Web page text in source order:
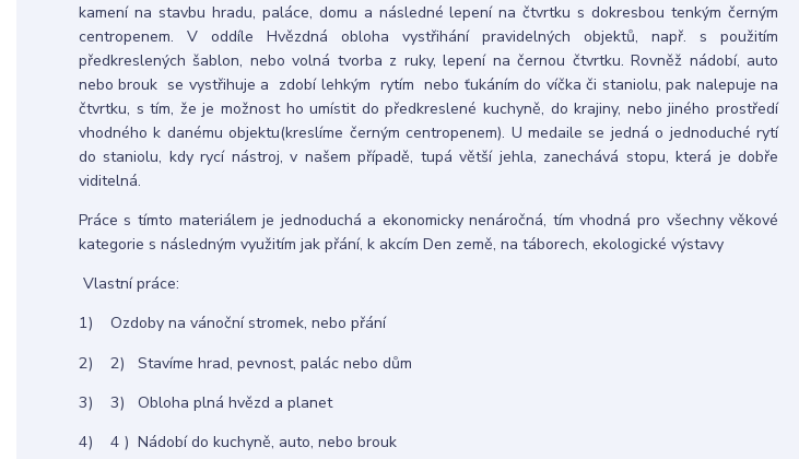
kamení na stavbu hradu, paláce, domu a následné lepení na čtvrtku s dokresbou tenkým černým
centropenem. V oddíle Hvězdná obloha vystřihání pravidelných objektů, např. s použitím
předkreslených šablon, nebo volná tvorba z ruky, lepení na černou čtvrtku. Rovněž nádobí, auto
nebo brouk se vystřihuje a zdobí lehkým rytím nebo ťukáním do víčka či staniolu, pak nalepuje na
čtvrtku, s tím, že je možnost ho umístit do předkreslené kuchyně, do krajiny, nebo jiného prostředí
vhodného k danému objektu(kreslíme černým centropenem). U medaile se jedná o jednoduché rytí
do staniolu, kdy rycí nástroj, v našem případě, tupá větší jehla, zanechává stopu, která je dobře
viditelná.
Práce s tímto materiálem je jednoduchá a ekonomicky nenáročná, tím vhodná pro všechny věkové
kategorie s následným využitím jak přání, k akcím Den země, na táborech, ekologické výstavy
Vlastní práce:
1) Ozdoby na vánoční stromek, nebo přání
2) 2) Stavíme hrad, pevnost, palác nebo dům
3) 3) Obloha plná hvězd a planet
4) 4 ) Nádobí do kuchyně, auto, nebo brouk